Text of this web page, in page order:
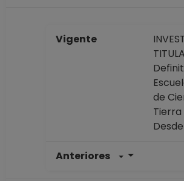
Vigente
de
Tierra
Anteriores